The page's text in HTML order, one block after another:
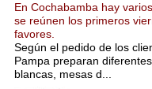
En Cochabamba hay
se reúnen los primeros
favores.
Según el pedido de los
Pampa preparan
blancas, mesas d...